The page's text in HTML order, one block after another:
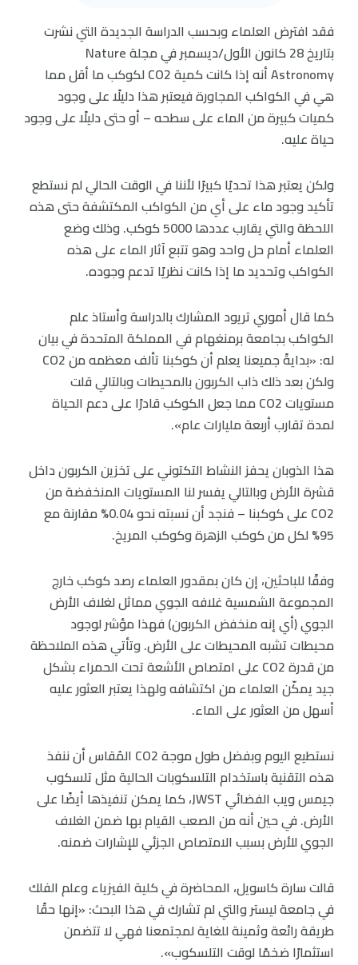
فقد افترض العلماء وبحسب الدراسة الجديدة التي نشرت
بتاريخ 28 كانون الأول/ديسمبر في مجلة Nature
Astronomy أنه إذا كانت كمية CO2 لكوكب ما أقل مما
هي في الكواكب المجاورة فيعتبر هذا دليلًا على وجود
كميات كبيرة من الماء على سطحه – أو حتى دليلًا على وجود
حياة عليه.
ولكن يعتبر هذا تحديًا كبيرًا لأننا في الوقت الحالي لم نستطع
تأكيد وجود ماء على أي من الكواكب المكتشفة حتى هذه
اللحظة والتي يقارب عددها 5000 كوكب. وذلك وضع
العلماء أمام حل واحد وهو تتبع آثار الماء على هذه
الكواكب وتحديد ما إذا كانت نظريًا تدعم وجوده.
كما قال أموري تريود المشارك بالدراسة وأستاذ علم
الكواكب بجامعة برمنغهام في المملكة المتحدة في بيان
له: «بدايةً جميعنا يعلم أن كوكبنا تألف معظمه من CO2
ولكن بعد ذلك ذاب الكربون بالمحيطات وبالتالي قلت
مستويات CO2 مما جعل الكوكب قادرًا على دعم الحياة
لمدة تقارب أربعة مليارات عام».
هذا الذوبان يحفز النشاط التكتوني على تخزين الكربون داخل
قشرة الأرض وبالتالي يفسر لنا المستويات المنخفضة من
CO2 على كوكبنا – فنجد أن نسبته نحو 0.04% مقارنة مع
95% لكل من كوكب الزهرة وكوكب المريخ.
وفقًا للباحثين، إن كان بمقدور العلماء رصد كوكب خارج
المجموعة الشمسية غلافه الجوي مماثل لغلاف الأرض
الجوي (أي إنه منخفض الكربون) فهذا مؤشر لوجود
محيطات تشبه المحيطات على الأرض. وتأتي هذه الملاحظة
من قدرة CO2 على امتصاص الأشعة تحت الحمراء بشكل
جيد يمكّن العلماء من اكتشافه ولهذا يعتبر العثور عليه
أسهل من العثور على الماء.
نستطيع اليوم وبفضل طول موجة CO2 المُقاس أن ننفذ
هذه التقنية باستخدام التلسكوبات الحالية مثل تلسكوب
جيمس ويب الفضائي JWST، كما يمكن تنفيذها أيضًا على
الأرض. في حين أنه من الصعب القيام بها ضمن الغلاف
الجوي للأرض بسبب الامتصاص الجزئي للإشارات ضمنه.
قالت سارة كاسويل، المحاضرة في كلية الفيزياء وعلم الفلك
في جامعة ليستر والتي لم تشارك في هذا البحث: «إنها حقًا
طريقة رائعة وثمينة للغاية لمجتمعنا فهي لا تتضمن
استثمارًا ضخمًا لوقت التلسكوب».